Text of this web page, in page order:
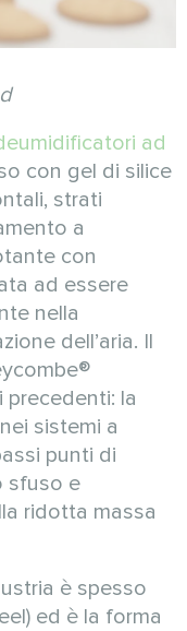
ad
con gel di silice
strati
a
con
ad essere
nella
dell’aria. Il
la
sistemi a
punti di
sfuso e
ridotta massa
è spesso
ed è la forma